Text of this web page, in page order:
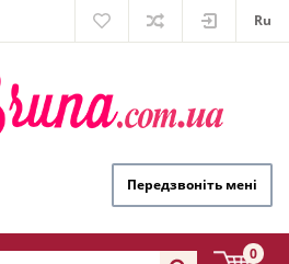
Ru
Передзвоніть мені
0